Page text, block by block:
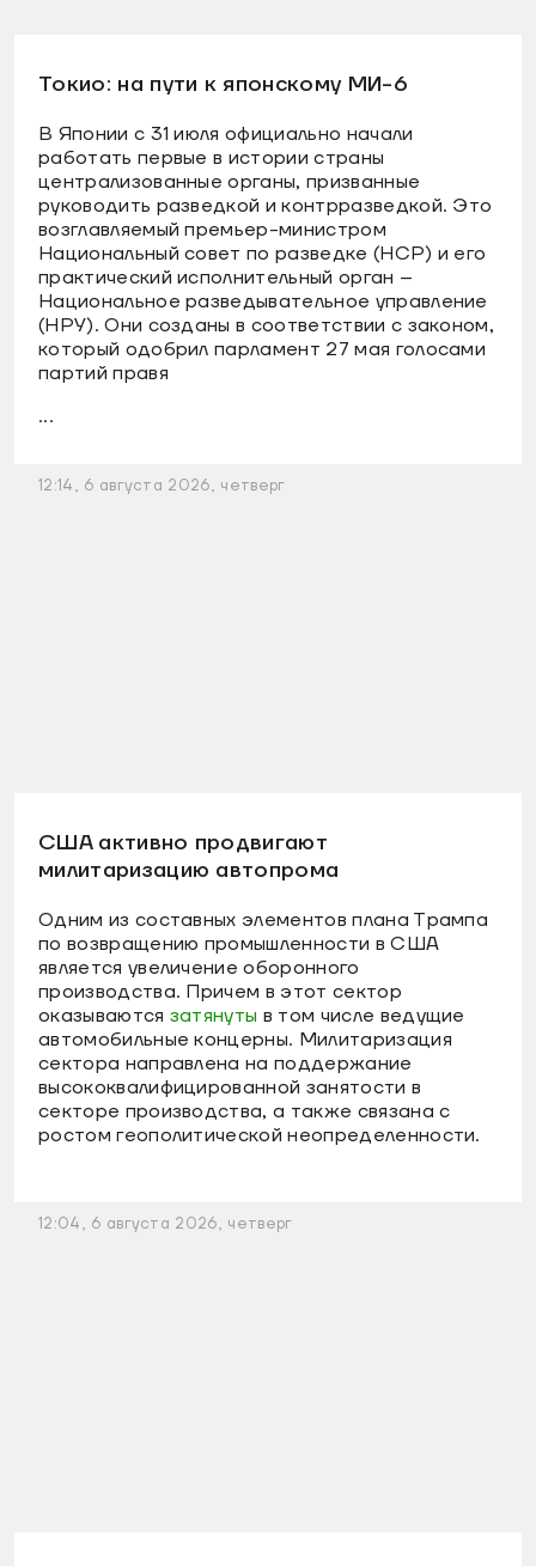
Токио: на пути к японскому МИ-6
В Японии с 31 июля официально начали
работать первые в истории страны
централизованные органы, призванные
руководить разведкой и контрразведкой. Это
возглавляемый премьер-министром
Национальный совет по разведке (НСР) и его
практический исполнительный орган –
Национальное разведывательное управление
(НРУ). Они созданы в соответствии с законом,
который одобрил парламент 27 мая голосами
партий правя
...
12:14, 6 августа 2026, четверг
США активно продвигают
милитаризацию автопрома
Одним из составных элементов плана Трампа
по возвращению промышленности в США
является увеличение оборонного
производства. Причем в этот сектор
оказываются затянуты в том числе ведущие
автомобильные концерны. Милитаризация
сектора направлена на поддержание
высококвалифицированной занятости в
секторе производства, а также связана с
ростом геополитической неопределенности.
12:04, 6 августа 2026, четверг